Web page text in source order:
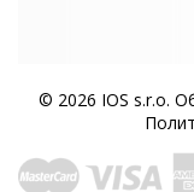
© 2026 IOS s.r.o.